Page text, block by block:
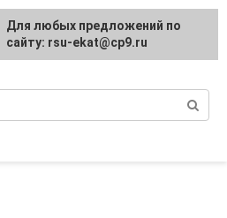
обслуживании,
Для любых предложений по
сайту: rsu-ekat@cp9.ru